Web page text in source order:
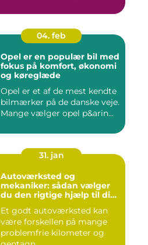
04. feb
Opel er en populær bil med
fokus på komfort, økonomi
og køreglæde
Opel er et af de mest kendte
bilmærker på de danske veje.
Mange vælger opel p&arin...
31. jan
Autoværksted og
mekaniker: sådan vælger
du den rigtige hjælp til din
Et godt autoværksted kan
være forskellen på mange
problemfrie kilometer og